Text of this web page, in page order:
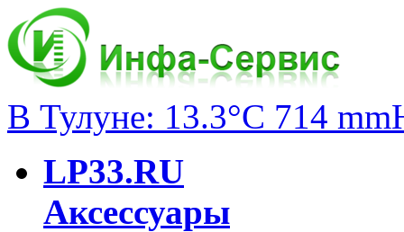
В Тулуне: 13.3°C 714
LP33.RU
Аксессуары